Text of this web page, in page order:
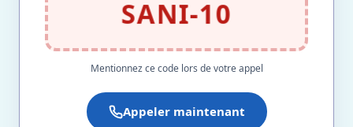
SANI-10
Mentionnez ce code lors de votre appel
Appeler maintenant